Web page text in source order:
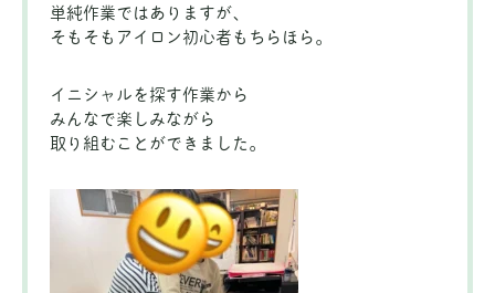
単純作業ではありますが、
そもそもアイロン初心者もちらほら。
イニシャルを探す作業から
みんなで楽しみながら
取り組むことができました。